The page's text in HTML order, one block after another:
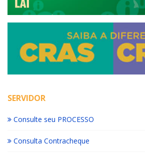
SERVIDOR
Consulte seu PROCESSO
Consulta Contracheque